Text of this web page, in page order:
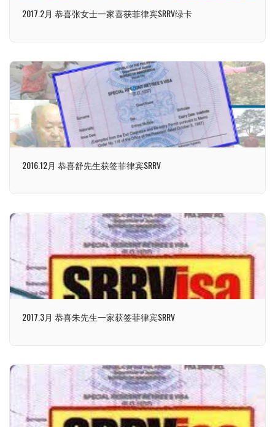
2017.2月 恭喜张女士一家喜获菲律宾SRRV绿卡
2016.12月 恭喜舒先生获签菲律宾SRRV
2017.3月 恭喜朱先生一家获签菲律宾SRRV